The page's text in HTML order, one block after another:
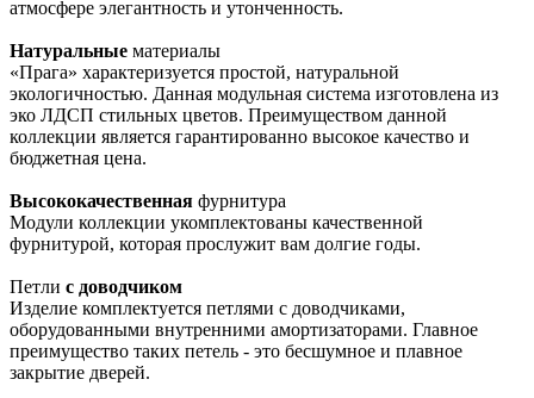
атмосфере элегантность и утонченность.
Натуральные материалы
«Прага» характеризуется простой, натуральной
экологичностью. Данная модульная система изготовлена из
эко ЛДСП стильных цветов. Преимуществом данной
коллекции является гарантированно высокое качество и
бюджетная цена.
Высококачественная фурнитура
Модули коллекции укомплектованы качественной
фурнитурой, которая прослужит вам долгие годы.
Петли с доводчиком
Изделие комплектуется петлями с доводчиками,
оборудованными внутренними амортизаторами. Главное
преимущество таких петель - это бесшумное и плавное
закрытие дверей.